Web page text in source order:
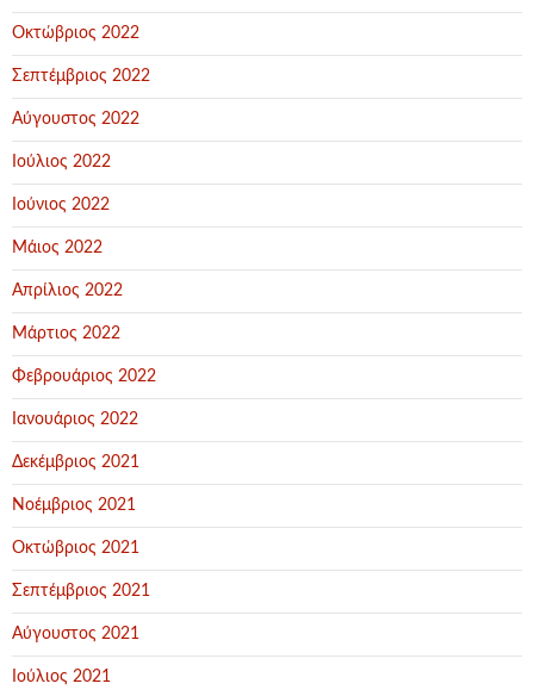
Οκτώβριος 2022
Σεπτέμβριος 2022
Αύγουστος 2022
Ιούλιος 2022
Ιούνιος 2022
Μάιος 2022
Απρίλιος 2022
Μάρτιος 2022
Φεβρουάριος 2022
Ιανουάριος 2022
Δεκέμβριος 2021
Νοέμβριος 2021
Οκτώβριος 2021
Σεπτέμβριος 2021
Αύγουστος 2021
Ιούλιος 2021